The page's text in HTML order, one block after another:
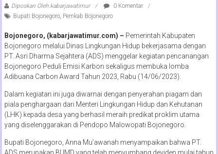
Diposkan Oleh:kabarjawatimur
0 Komentar
Bupati Bojonegoro, Pemkab Bojonegoro
Bojonegoro, (kabarjawatimur.com) – Pemerintah Kabupaten
Bojonegoro melalui Dinas Lingkungan Hidup bekerjasama dengan
PT. Asri Dharma Sejahtera (ADS) menggelar kegiatan pencanangan
Bojonegoro Peduli Emisi Karbon sekaligus membuka lomba
Adibuana Carbon Award Tahun 2023, Rabu (14/06/2023).
Dalam kegiatan ini juga diwarnai dengan penyerahan piagam dan
piala penghargaan dari Menteri Lingkungan Hidup dan Kehutanan
(LHK) kepada desa yang berhasil meraih predikat proklim utama
yang diselenggarakan di Pendopo Malowopati Bojonegoro.
Bupati Bojonegoro, Anna Mu’awanah menyampaikan bahwa PT.